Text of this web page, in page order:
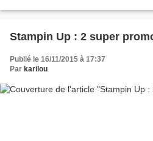
Stampin Up : 2 super
Publié le 16/11/2015 à 17:37
Par karilou